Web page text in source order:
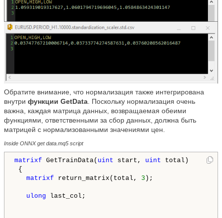
Обратите внимание, что нормализация также интегрирована
внутри функции GetData . Поскольку нормализация очень
важна, каждая матрица данных, возвращаемая обеими
функциями, ответственными за сбор данных, должна быть
матрицей с нормализованными значениями цен.
Inside ONNX get data.mq5 script
matrixf GetTrainData( uint start, uint total)
{
matrixf return_matrix(total, 3 );
ulong last_col;